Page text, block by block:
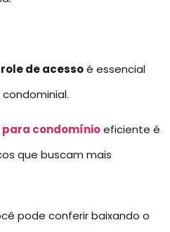
de acessoé essencial
condomínioeficiente é
que buscam mais
pode conferir baixando o